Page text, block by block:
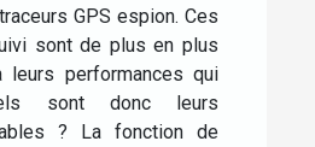
GPS espion. Ces
sont de plus en plus
leurs performances qui
sont donc leurs
? La fonction de